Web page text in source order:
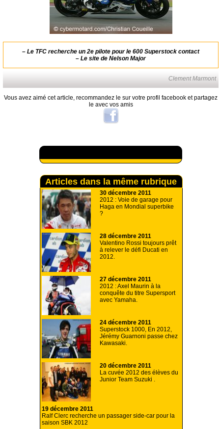
– Le TFC recherche un 2e pilote pour le 600 Superstockcontact
– Le site de Nelson Major
Clement Marmont
Vous avez aimé cet article, recommandez le sur votre profil facebook et partagez
le avec vos amis
Articles dans la même rubrique
30 décembre 2011
2012 : Voie de garage pour
Haga en Mondial superbike
?
28 décembre 2011
Valentino Rossi toujours prêt
à relever le défi Ducati en
2012.
27 décembre 2011
2012 : Axel Maurin à la
conquête du titre Supersport
avec Yamaha.
24 décembre 2011
Superstock 1000, En 2012,
Jérémy Guarnoni passe chez
Kawasaki.
20 décembre 2011
La cuvée 2012 des élèves du
Junior Team Suzuki .
19 décembre 2011
Ralf Clerc recherche un passager side-car pour la
saison SBK 2012